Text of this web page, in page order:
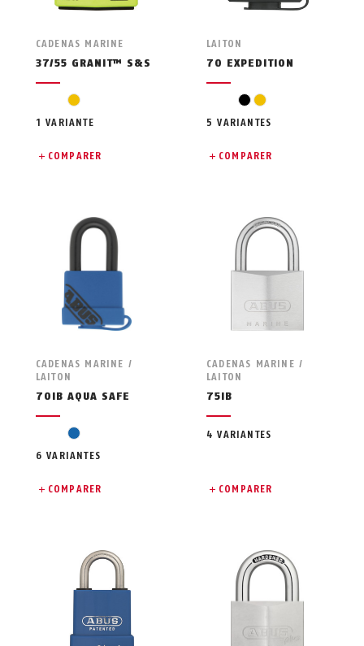
CADENAS MARINE
37/55 GRANIT™ S&S
yellow
1 VARIANTE
COMPARER
LAITON
70 EXPEDITION
blackyellow
5 VARIANTES
COMPARER
CADENAS MARINE /
LAITON
70IB AQUA SAFE
blue
6 VARIANTES
COMPARER
CADENAS MARINE /
LAITON
75IB
4 VARIANTES
COMPARER